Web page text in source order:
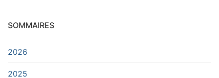
SOMMAIRES
2026
2025